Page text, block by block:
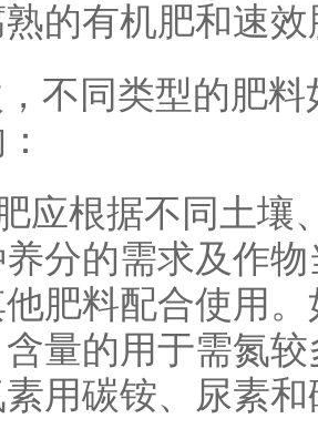
的有机肥和速
不同类型的肥
应根据不同土壤
分的需求及作
肥料配合使用
量的用于需氮
用碳铵、尿素